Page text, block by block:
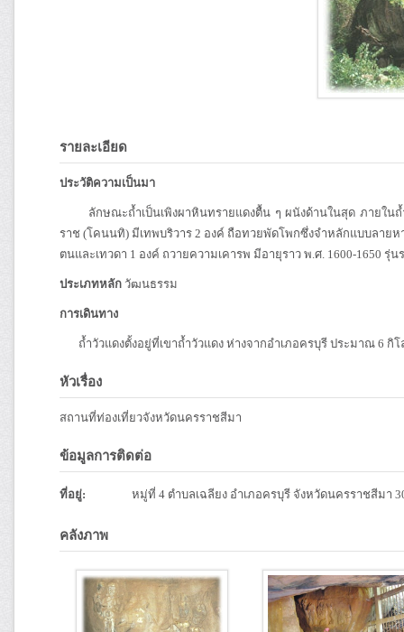
รายละเอียด
ประวัติความเป็นมา
ลักษณะถ้ำเป็นเพิงผาหินทรายแดงตื้น ๆ ผนังด้านในสุด ภายในถ้
ราช (โคนนทิ) มีเทพบริวาร 2 องค์ ถือทวยพัดโพกซึ่งจำหลักแบบลาย
ตนและเทวดา 1 องค์ ถวายความเคารพ มีอายุราว พ.ศ. 1600-1650
ประเภทหลัก วัฒนธรรม
การเดินทาง
ถ้ำวัวแดงตั้งอยู่ที่เขาถ้ำวัวแดง ห่างจากอำเภอครบุรี ประมาณ 6 กิโ
หัวเรื่อง
สถานที่ท่องเที่ยวจังหวัดนครราชสีมา
ข้อมูลการติดต่อ
ที่อยู่: หมู่ที่ 4 ตำบลเฉลียง อำเภอครบุรี จังหวัดนครราชสีมา
คลังภาพ